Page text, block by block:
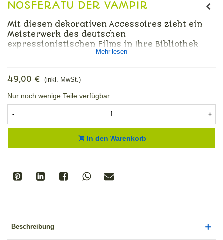
NOSFERATU DER VAMPIR
Mit diesen dekorativen Accessoires zieht ein
Meisterwerk des deutschen
expressionistischen Films in Ihre Bibliothek
Mehr lesen
49,00 € (inkl. MwSt.)
Nur noch wenige Teile verfügbar
- +
In den Warenkorb
Beschreibung